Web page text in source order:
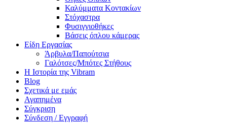
Καλύμματα Κοντακίων
Στόχαστρα
Φυσιγγιοθήκες
Βάσεις όπλου κάμερας
Είδη Εργασίας
Άρβυλα/Παπούτσια
Γαλότσες/Μπότες Στήθους
Η Ιστορία της Vibram
Blog
Σχετικά με εμάς
Αγαπημένα
Σύγκριση
Σύνδεση / Εγγραφή